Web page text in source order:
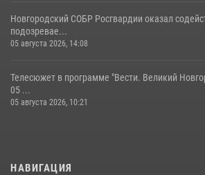
Новгородский СОБР Росгвардии оказал
подозревае...
05 августа 2026, 14:08
Телесюжет в программе "Вести. Великий
05 ...
05 августа 2026, 10:21
НАВИГАЦИЯ